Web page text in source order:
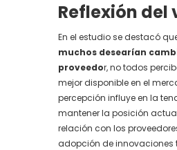
Reflexión del
En el estudio se destacó
muchos desearían
proveedor, no todos
mejor disponible en el
percepción influye en la
mantener la posición
relación con los
adopción de innovaciones